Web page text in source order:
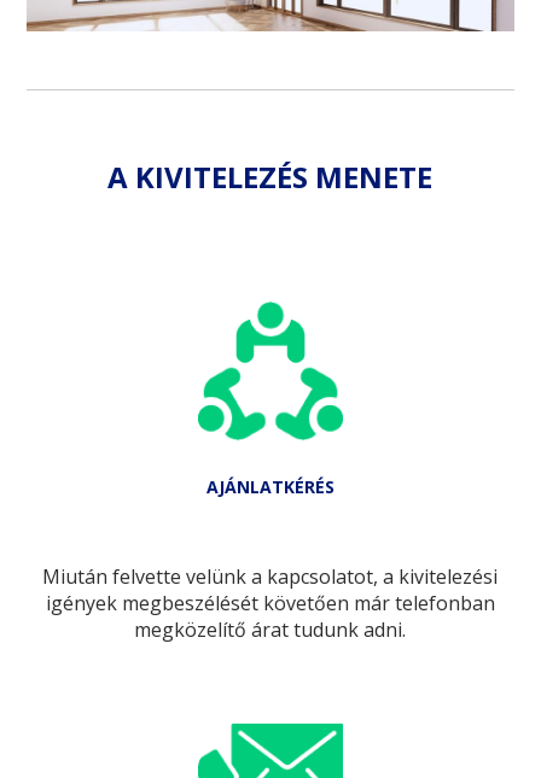
A KIVITELEZÉS MENETE
AJÁNLATKÉRÉS
Miután felvette velünk a kapcsolatot, a kivitelezési
igények megbeszélését követően már telefonban
megközelítő árat tudunk adni.